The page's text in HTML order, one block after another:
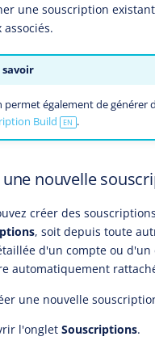
une souscription
associés.
savoir
permet également de
Build
EN .
une nouvelle
créer des
, soit depuis toute
d'un compte ou
automatiquement
une nouvelle
l'onglet Souscriptions.